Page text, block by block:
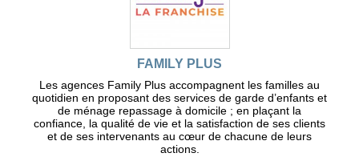
FAMILY PLUS
Les agences Family Plus accompagnent les familles au
quotidien en proposant des services de garde d’enfants et
de ménage repassage à domicile ; en plaçant la
confiance, la qualité de vie et la satisfaction de ses clients
et de ses intervenants au cœur de chacune de leurs
actions.